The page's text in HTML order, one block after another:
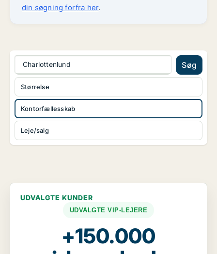
din søgning forfra her.
Charlottenlund Søg
Kontorfællesskab
Leje/salg
Størrelse
UDVALGTE KUNDER
UDVALGTE VIP-LEJERE
+150.000